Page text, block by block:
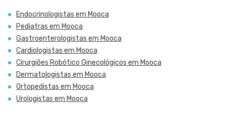
Endocrinologistas em Mooca
Pediatras em Mooca
Gastroenterologistas em Mooca
Cardiologistas em Mooca
Cirurgiões Robótico Ginecológicos em Mooca
Dermatologistas em Mooca
Ortopedistas em Mooca
Urologistas em Mooca